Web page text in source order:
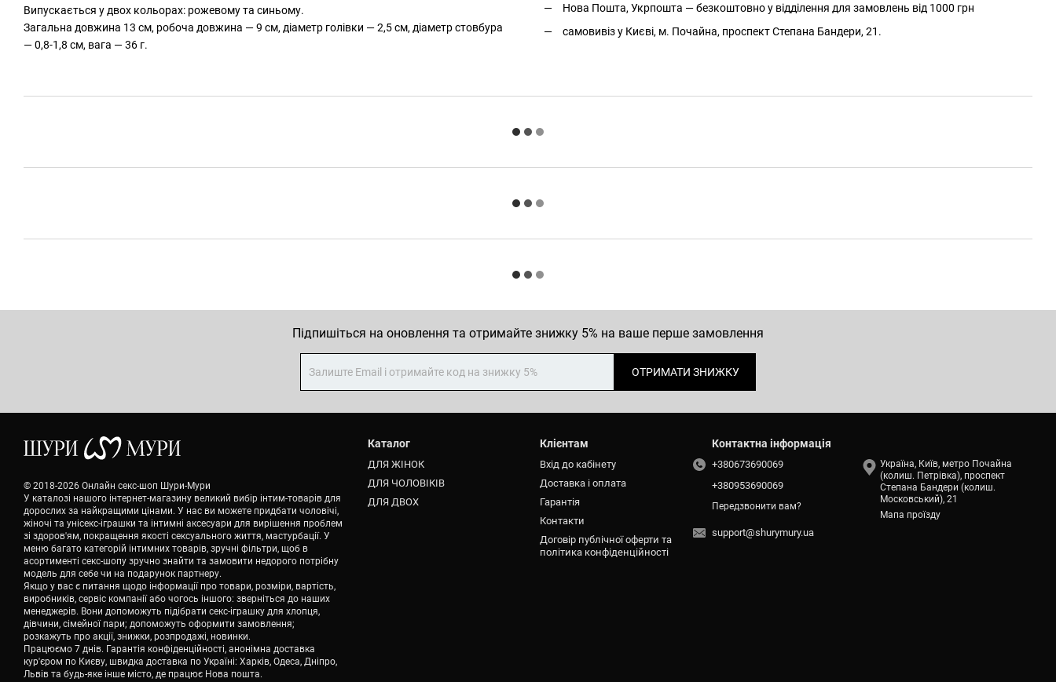
Випускається у двох кольорах: рожевому та синьому.
Загальна довжина 13 см, робоча довжина — 9 см, діаметр голівки — 2,5 см, діаметр стовбура
— 0,8-1,8 см, вага — 36 г.
Нова Пошта, Укрпошта — безкоштовно у відділення для замовлень від 1000 грн
самовивіз у Києві, м. Почайна, проспект Степана Бандери, 21.
Підпишіться на оновлення та отримайте знижку 5% на ваше перше замовлення
ОТРИМАТИ ЗНИЖКУ
© 2018-2026 Онлайн секс-шоп Шури-Мури
У каталозі нашого інтернет-магазину великий вибір інтим-товарів для
дорослих за найкращими цінами. У нас ви можете придбати чоловічі,
жіночі та унісекс-іграшки та інтимні аксесуари для вирішення проблем
зі здоров'ям, покращення якості сексуального життя, мастурбації. У
меню багато категорій інтимних товарів, зручні фільтри, щоб в
асортименті секс-шопу зручно знайти та замовити недорого потрібну
модель для себе чи на подарунок партнеру.
Якщо у вас є питання щодо інформації про товари, розміри, вартість,
виробників, сервіс компанії або чогось іншого: зверніться до наших
менеджерів. Вони допоможуть підібрати секс-іграшку для хлопця,
дівчини, сімейної пари; допоможуть оформити замовлення;
розкажуть про акції, знижки, розпродажі, новинки.
Працюємо 7 днів. Гарантія конфіденційності, анонімна доставка
кур'єром по Києву, швидка доставка по Україні: Харків, Одеса, Дніпро,
Львів та будь-яке інше місто, де працює Нова пошта.
Каталог
ДЛЯ ЖІНОК
ДЛЯ ЧОЛОВІКІВ
ДЛЯ ДВОХ
Клієнтам
Вхід до кабінету
Доставка і оплата
Гарантія
Контакти
Договір публічної оферти та
політика конфіденційності
Контактна інформація
+380673690069
+380953690069
Передзвонити вам?
support@shurymury.ua
Україна, Київ, метро Почайна
(колиш. Петрівка), проспект
Степана Бандери (колиш.
Московський), 21
Мапа проїзду